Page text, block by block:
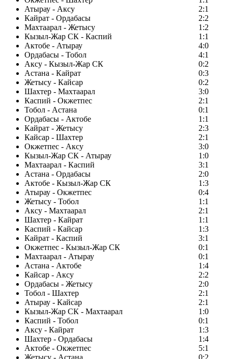
Атырау - Аксу
2:1
Кайрат - Ордабасы
2:2
Махтаарал - Жетысу
1:2
Кызыл-Жар СК - Каспий
1:1
Актобе - Атырау
4:0
Ордабасы - Тобол
4:1
Аксу - Кызыл-Жар СК
0:2
Астана - Кайрат
0:3
Жетысу - Кайсар
0:2
Шахтер - Махтаарал
3:0
Каспий - Окжетпес
2:1
Тобол - Астана
0:1
Ордабасы - Актобе
1:1
Кайрат - Жетысу
2:3
Кайсар - Шахтер
2:1
Окжетпес - Аксу
3:0
Кызыл-Жар СК - Атырау
1:0
Махтаарал - Каспий
3:1
Астана - Ордабасы
2:0
Актобе - Кызыл-Жар СК
1:3
Атырау - Окжетпес
0:4
Жетысу - Тобол
1:1
Аксу - Махтаарал
2:1
Шахтер - Кайрат
1:1
Каспий - Кайсар
1:3
Кайрат - Каспий
3:1
Окжетпес - Кызыл-Жар СК
0:1
Махтаарал - Атырау
0:1
Астана - Актобе
1:4
Кайсар - Аксу
2:2
Ордабасы - Жетысу
2:0
Тобол - Шахтер
2:1
Атырау - Кайсар
2:1
Кызыл-Жар СК - Махтаарал
1:0
Каспий - Тобол
0:1
Аксу - Кайрат
1:3
Шахтер - Ордабасы
1:4
Актобе - Окжетпес
5:1